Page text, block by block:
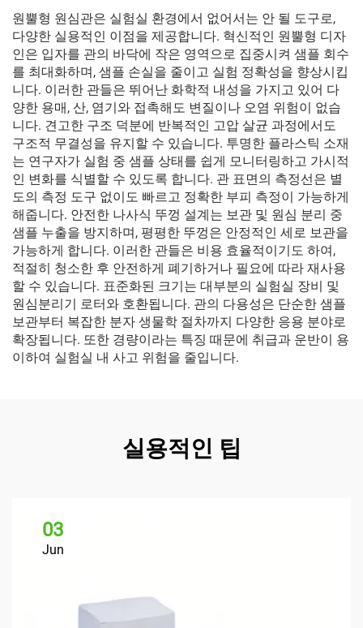
원뿔형 원심관은 실험실 환경에서 없어서는 안 될 도구로,
다양한 실용적인 이점을 제공합니다. 혁신적인 원뿔형 디자
인은 입자를 관의 바닥에 작은 영역으로 집중시켜 샘플 회수
를 최대화하며, 샘플 손실을 줄이고 실험 정확성을 향상시킵
니다. 이러한 관들은 뛰어난 화학적 내성을 가지고 있어 다
양한 용매, 산, 염기와 접촉해도 변질이나 오염 위험이 없습
니다. 견고한 구조 덕분에 반복적인 고압 살균 과정에서도
구조적 무결성을 유지할 수 있습니다. 투명한 플라스틱 소재
는 연구자가 실험 중 샘플 상태를 쉽게 모니터링하고 가시적
인 변화를 식별할 수 있도록 합니다. 관 표면의 측정선은 별
도의 측정 도구 없이도 빠르고 정확한 부피 측정이 가능하게
해줍니다. 안전한 나사식 뚜껑 설계는 보관 및 원심 분리 중
샘플 누출을 방지하며, 평평한 뚜껑은 안정적인 세로 보관을
가능하게 합니다. 이러한 관들은 비용 효율적이기도 하여,
적절히 청소한 후 안전하게 폐기하거나 필요에 따라 재사용
할 수 있습니다. 표준화된 크기는 대부분의 실험실 장비 및
원심분리기 로터와 호환됩니다. 관의 다용성은 단순한 샘플
보관부터 복잡한 분자 생물학 절차까지 다양한 응용 분야로
확장됩니다. 또한 경량이라는 특징 때문에 취급과 운반이 용
이하여 실험실 내 사고 위험을 줄입니다.
실용적인 팁
03
Jun